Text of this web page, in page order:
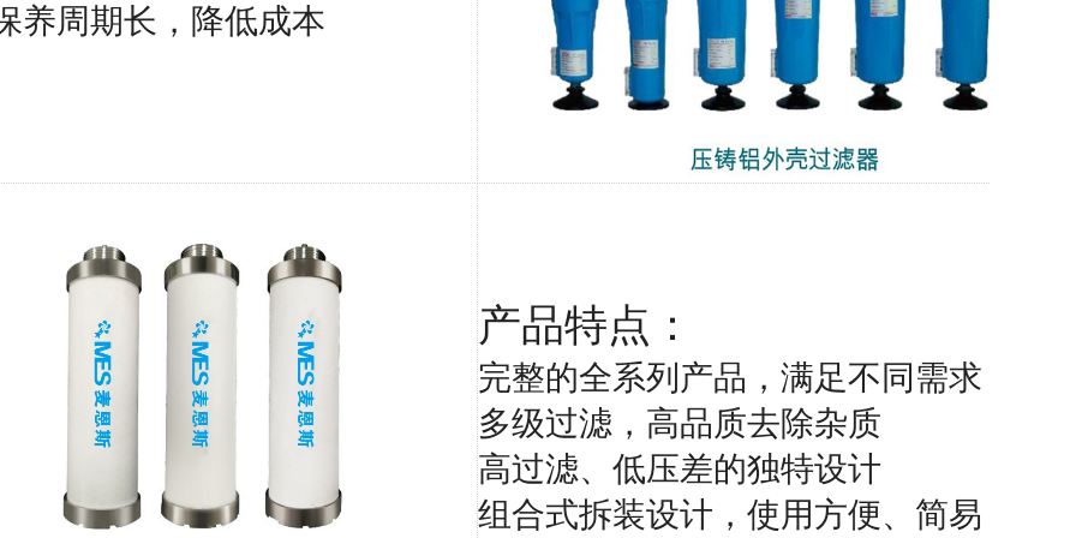
养周期长，降低成本
产品特点：
完整的全系列产品，满足不同需求
多级过滤，高品质去除杂质
高过滤、低压差的独特设计
组合式拆装设计，使用方便、简易